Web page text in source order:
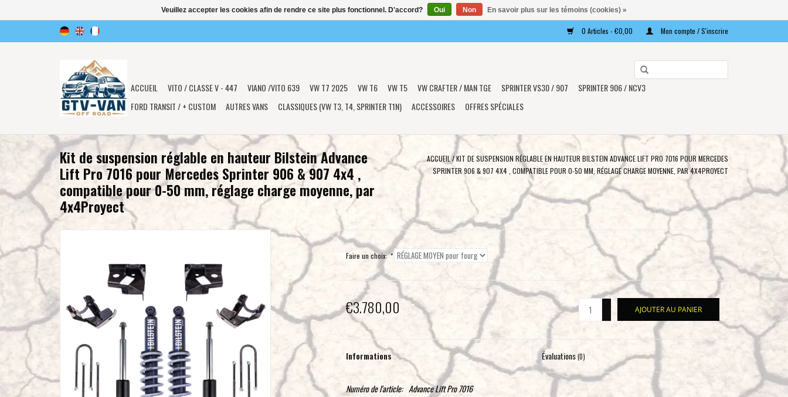
0 Articles - €0,00 Mon compte / S'inscrire
sélectionner
résultat
Entrée
pour
de
recherche
sélectionné.
Les
utilisateurs
ACCUEIL VITO / CLASSE V - 447 VIANO /VITO 639 VW T7 2025 VW T6 VW T5 VW CRAFTER / MAN TGE SPRINTER VS30 / 907
SPRINTER 906 / NCV3
FORD TRANSIT / + CUSTOM
AUTRES VANS CLASSIQUES (VW T3, T4, SPRINTER T1N) ACCESSOIRES OFFRES SPÉCIALES
Kit de suspension réglable en hauteur Bilstein Advance
Lift Pro 7016 pour Mercedes Sprinter 906 & 907 4x4 ,
compatible pour 0-50 mm, réglage charge moyenne, par
4x4Proyect
ACCUEIL/KIT DE SUSPENSION RÉGLABLE EN HAUTEUR BILSTEIN ADVANCE LIFT PRO 7016 POUR MERCEDES
SPRINTER 906 & 907 4X4 , COMPATIBLE POUR 0-50 MM, RÉGLAGE CHARGE MOYENNE, PAR 4X4PROYECT
Faire un choix:*
€3.780,00 AJOUTER AU PANIER
Informations Évaluations(0)
Numéro de l'article: Advance Lift Pro 7016
Veuillez accepter les cookies afin de rendre ce site plus fonctionnel. D'accord? Oui Non En savoir plus sur les témoins (cookies) »